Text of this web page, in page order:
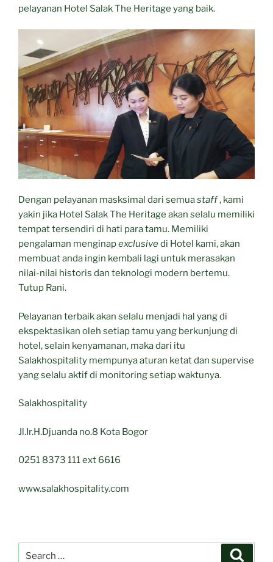
pelayanan Hotel Salak The Heritage yang baik.
Dengan pelayanan masksimal dari semuastaff, kami
yakin jika Hotel Salak The Heritage akan selalu memiliki
tempat tersendiri di hati para tamu. Memiliki
pengalaman menginapexclusivedi Hotel kami, akan
membuat anda ingin kembali lagi untuk merasakan
nilai-nilai historis dan teknologi modern bertemu.
Tutup Rani.
Pelayanan terbaik akan selalu menjadi hal yang di
ekspektasikan oleh setiap tamu yang berkunjung di
hotel, selain kenyamanan, maka dari itu
Salakhospitality mempunya aturan ketat dan supervise
yang selalu aktif di monitoring setiap waktunya.
Salakhospitality
Jl.Ir.H.Djuanda no.8 Kota Bogor
0251 8373 111 ext 6616
www.salakhospitality.com